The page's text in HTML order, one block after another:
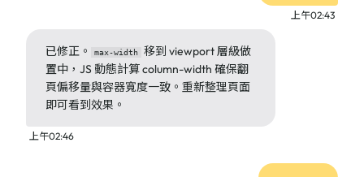
上午02:43
已修正。 max-width
移到 viewport 層級做
置中，JS 動態計算 column-width 確保翻
頁偏移量與容器寬度一致。重新整理頁面
即可看到效果。
上午02:46